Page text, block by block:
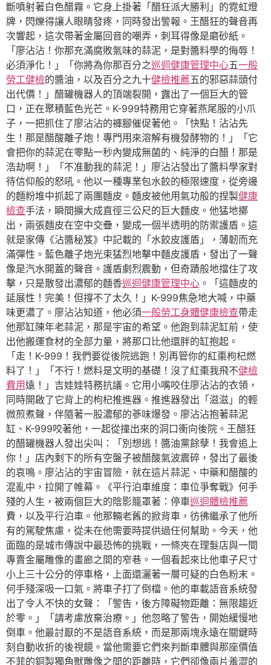
斷噴射著白色醋霧。它身上掛著「醋狂派大勝利」的霓虹燈
牌，閃爍得讓人眼睛發疼，同時發出警報。王醋狂的聲音再
次響起，這次帶著金屬回音的嘲弄，刺耳得像是磨砂紙。
「廖沾沾！你那充滿腐敗氣味的蒜泥，是對醬料學的侮辱！
必須淨化！」「你將為你那百分之巡迴健康管理中心五一般
勞工健檢的醬油，以及百分之九十健檢推薦五的邪惡蒜頭付
出代價！」醋罐機器人的頂端裂開，露出了一個巨大的管
口，正在聚積藍色光芒。K-999特務用它穿著燕尾服的小爪
子，一把抓住了廖沾沾的褲腳催促著他。「快點！沾沾先
生！那是醋酸離子炮！專門用來溶解有機發酵物的！」「它
會把你的蒜泥在零點一秒內變成無菌的、純淨的白醋！那是
浩劫啊！」「不准動我的蒜泥！」廖沾沾發出了醬料學家對
待信仰般的怒吼。他以一種專業包水餃的極限速度，從旁邊
的麵粉堆中抓起了兩團麵皮。麵皮被他用氣功般的捏製健康
檢查手法，瞬間擴大成直徑三公尺的巨大麵皮。他猛地擲
出，兩張麵皮在空中交疊，變成一個半透明的防禦護盾。這
就是家傳《沾醬秘笈》中記載的「水餃皮護盾」，薄韌而充
滿彈性。藍色離子炮光束猛烈地擊中麵皮護盾，發出了一聲
像是汽水開蓋的聲音。護盾劇烈震動，但奇蹟般地擋住了攻
擊，只是散發出濃郁的麵香巡迴健康管理中心 。「這麵皮的
延展性！完美！但撐不了太久！」K-999焦急地大喊，中藥
味更濃了。廖沾沾知道，他必須一般勞工身體健康檢查帶走
他那缸陳年老蒜泥，那是宇宙的希望。他跑到蒜泥缸前，使
出他搬運食材的全部力量，將那口比他還胖的缸抱起。
「走！K-999！我們要從後院逃跑！別再管你的紅棗枸杞燃
料了！」「不行！燃料是文明的基礎！沒了紅棗我飛不健檢
費用遠！」吉娃娃特務抗議。它用小嘴咬住廖沾沾的衣領，
同時開啟了它背上的枸杞推進器。推進器發出「滋滋」的輕
微煎煮聲，伴隨著一股濃郁的蔘味爆發。廖沾沾抱著蒜泥
缸、K-999咬著他，一起從撞出來的洞口衝向後院。王醋狂
的醋罐機器人發出尖叫：「別想逃！醬油黨餘孽！我會追上
你！」店內剩下的所有空盤子被醋酸氣波震碎，發出了最後
的哀鳴。廖沾沾的宇宙冒險，就在這片蒜泥、中藥和醋酸的
混亂中，拉開了帷幕。《平行泊車維度：車位爭奪戰》何手
殘的人生，被兩個巨大的陰影籠罩著：停車巡迴體檢推薦
費，以及平行泊車。他那輛老舊的掀背車，彷彿繼承了他所
有的駕駛焦慮，從未在他需要時提供過任何幫助。今天，他
面臨的是城市傳說中最恐怖的挑戰，一條夾在理髮店與一間
專賣金屬雕像的畫廊之間的窄巷。一個看起來比他車子尺寸
小上三十公分的停車格，上面還灑著一層可疑的白色粉末。
何手殘深吸一口氣。將車子打了倒檔。他的車載語音系統發
出了令人不快的女聲：「警告，後方障礙物距離：無限趨近
於零。」「請考慮放棄治療。」他忽略了警告，開始緩慢地
倒車。他最討厭的不是語音系統，而是那兩塊永遠在關鍵時
刻自動收折的後視鏡。當他需要它們來判斷車體與那座價值
不菲的銅製獨角獸雕像之間的距離時，它們卻像兩片羞澀的